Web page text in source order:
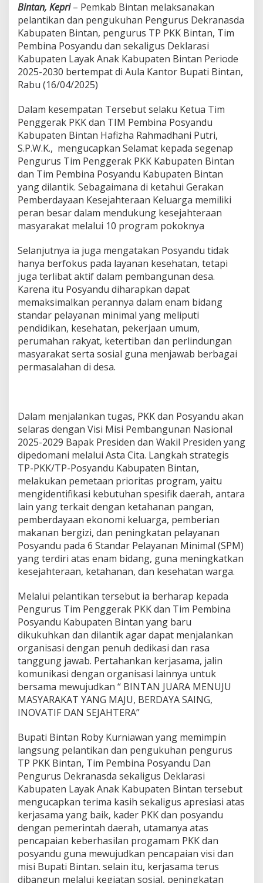
k
u
h
a
n
D
e
n
a
s
d
a
K
a
b
u
p
a
t
n
B
i
n
t
a
n
e
r
i
2
5
-
0
3
0
Bintan, Kepri– Pemkab Bintan melaksanakan
pelantikan dan pengukuhan Pengurus Dekranasda
Kabupaten Bintan, pengurus TP PKK Bintan, Tim
Pembina Posyandu dan sekaligus Deklarasi
Kabupaten Layak Anak Kabupaten Bintan Periode
2025-2030 bertempat di Aula Kantor Bupati Bintan,
Rabu (16/04/2025)
Dalam kesempatan Tersebut selaku Ketua Tim
Penggerak PKK dan TIM Pembina Posyandu
Kabupaten Bintan Hafizha Rahmadhani Putri,
S.P.W.K., mengucapkan Selamat kepada segenap
Pengurus Tim Penggerak PKK Kabupaten Bintan
dan Tim Pembina Posyandu Kabupaten Bintan
yang dilantik. Sebagaimana di ketahui Gerakan
Pemberdayaan Kesejahteraan Keluarga memiliki
peran besar dalam mendukung kesejahteraan
masyarakat melalui 10 program pokoknya
Selanjutnya ia juga mengatakan Posyandu tidak
hanya berfokus pada layanan kesehatan, tetapi
juga terlibat aktif dalam pembangunan desa.
Karena itu Posyandu diharapkan dapat
memaksimalkan perannya dalam enam bidang
standar pelayanan minimal yang meliputi
pendidikan, kesehatan, pekerjaan umum,
perumahan rakyat, ketertiban dan perlindungan
masyarakat serta sosial guna menjawab berbagai
permasalahan di desa.
Dalam menjalankan tugas, PKK dan Posyandu akan
selaras dengan Visi Misi Pembangunan Nasional
2025-2029 Bapak Presiden dan Wakil Presiden yang
dipedomani melalui Asta Cita. Langkah strategis
TP-PKK/TP-Posyandu Kabupaten Bintan,
melakukan pemetaan prioritas program, yaitu
mengidentifikasi kebutuhan spesifik daerah, antara
lain yang terkait dengan ketahanan pangan,
pemberdayaan ekonomi keluarga, pemberian
makanan bergizi, dan peningkatan pelayanan
Posyandu pada 6 Standar Pelayanan Minimal (SPM)
yang terdiri atas enam bidang, guna meningkatkan
kesejahteraan, ketahanan, dan kesehatan warga.
Melalui pelantikan tersebut ia berharap kepada
Pengurus Tim Penggerak PKK dan Tim Pembina
Posyandu Kabupaten Bintan yang baru
dikukuhkan dan dilantik agar dapat menjalankan
organisasi dengan penuh dedikasi dan rasa
tanggung jawab. Pertahankan kerjasama, jalin
komunikasi dengan organisasi lainnya untuk
bersama mewujudkan “ BINTAN JUARA MENUJU
MASYARAKAT YANG MAJU, BERDAYA SAING,
INOVATIF DAN SEJAHTERA”
Bupati Bintan Roby Kurniawan yang memimpin
langsung pelantikan dan pengukuhan pengurus
TP PKK Bintan, Tim Pembina Posyandu Dan
Pengurus Dekranasda sekaligus Deklarasi
Kabupaten Layak Anak Kabupaten Bintan tersebut
mengucapkan terima kasih sekaligus apresiasi atas
kerjasama yang baik, kader PKK dan posyandu
dengan pemerintah daerah, utamanya atas
pencapaian keberhasilan progamam PKK dan
posyandu guna mewujudkan pencapaian visi dan
misi Bupati Bintan. selain itu, kerjasama terus
dibangun melalui kegiatan sosial, peningkatan